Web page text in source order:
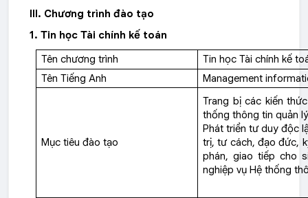
III. Chương trình đào tạo
1. Tin học Tài chính kế toán
Tên chương trình
Tin học Tài chính kế
Tên Tiếng Anh
Management
Mục tiêu đào tạo
Trang bị các kiến
thống thông tin quản lý
Phát triển tư duy độc
trị, tư cách, đạo đức,
phán, giao tiếp cho
nghiệp vụ Hệ thống